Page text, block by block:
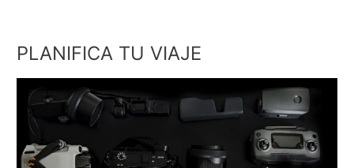
PLANIFICA TU VIAJE
PLANIFICA